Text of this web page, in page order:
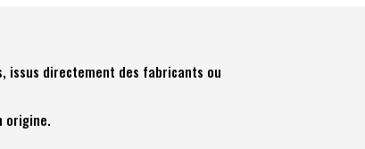
issus directement des fabricants ou
origine.